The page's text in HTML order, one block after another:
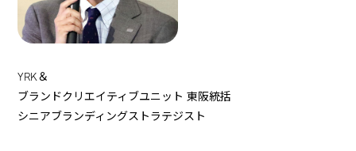
YRK＆
ブランドクリエイティブユニット 東阪統括
シニアブランディングストラテジスト